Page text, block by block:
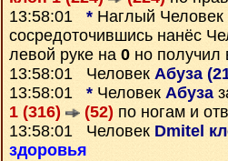
13:58:01 * Наглый Человек
сосредоточившись нанёс
левой руке на 0 но получил
13:58:01 Человек Абуза
13:58:01 * Человек Абуза
1 (316)
(52) по ногам и
13:58:01 Человек Dmitel
здоровья